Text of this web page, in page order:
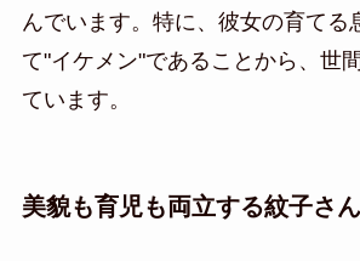
んでいます。特に、彼女の育てる
て"イケメン"であることから、世
ています。
美貌も育児も両立する紋子さん